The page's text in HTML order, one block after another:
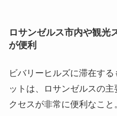
ロサンゼルス市内や観光
が便利
ビバリーヒルズに滞在す
ットは、ロサンゼルスの
クセスが非常に便利なこと